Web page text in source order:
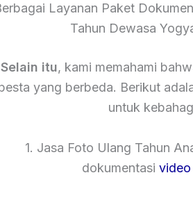
Layanan Paket
Tahun Dewasa
Selain itu, kami memahami
yang berbeda. Berikut
untuk
1. Jasa Foto Ulang Tahun
dokumentasi